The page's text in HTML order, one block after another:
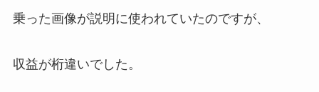
乗った画像が説明に使われていたのですが、
収益が桁違いでした。